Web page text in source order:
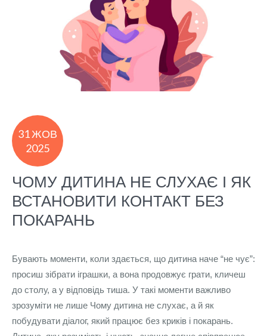
31 ЖОВ
2025
ЧОМУ ДИТИНА НЕ СЛУХАЄ І ЯК
ВСТАНОВИТИ КОНТАКТ БЕЗ
ПОКАРАНЬ
Бувають моменти, коли здається, що дитина наче “не чує”:
просиш зібрати іграшки, а вона продовжує грати, кличеш
до столу, а у відповідь тиша. У такі моменти важливо
зрозуміти не лише Чому дитина не слухає, а й як
побудувати діалог, який працює без криків і покарань.